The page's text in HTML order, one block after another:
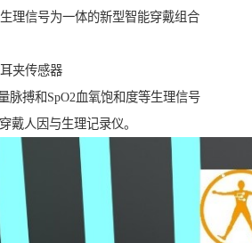
理信号为一体的新型智能穿戴组合
夹传感器
脉搏和SpO2血氧饱和度等生理信号
戴人因与生理记录仪。